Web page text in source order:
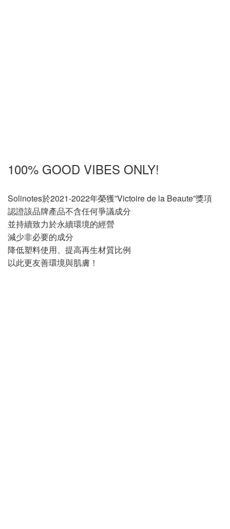
100% GOOD VIBES ONLY!
Solinotes於2021-2022年榮獲”Victoire de la Beaute”獎項
認證該品牌產品不含任何爭議成分
並持續致力於永續環境的經營
減少非必要的成分
降低塑料使用、提高再生材質比例
以此更友善環境與肌膚！